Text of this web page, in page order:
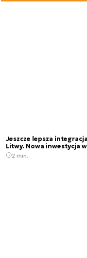
Jeszcze lepsza
Litwy. Nowa inwestycja
2 min.